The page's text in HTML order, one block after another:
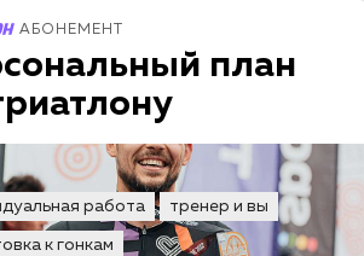
АБОНЕМЕНТ
план
работа тренер и вы
к гонкам